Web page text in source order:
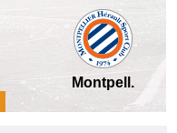
Montpell.